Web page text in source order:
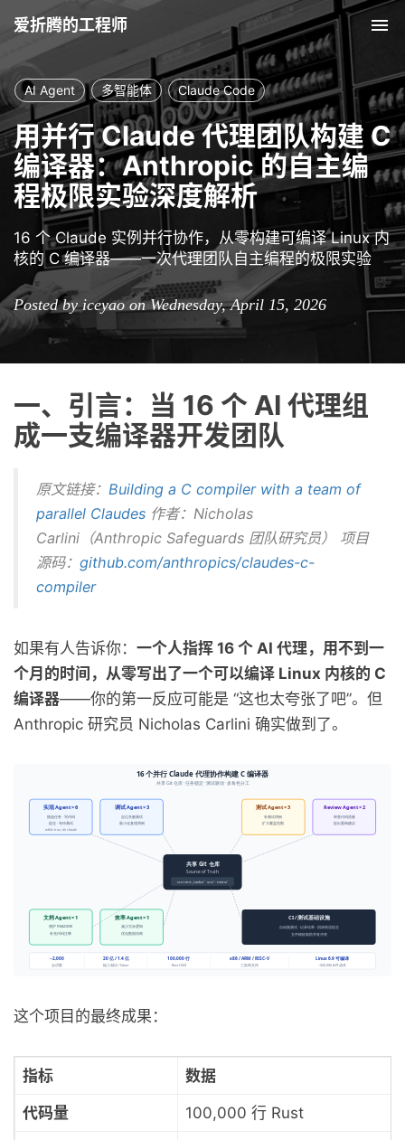
爱折腾的工程师
AI Agent 多智能体 Claude Code
用并行 Claude 代理团队构建 C
编译器：Anthropic 的自主编
程极限实验深度解析
16 个 Claude 实例并行协作，从零构建可编译 Linux 内
核的 C 编译器——一次代理团队自主编程的极限实验
Posted by iceyao on Wednesday, April 15, 2026
一、引言：当 16 个 AI 代理组
成一支编译器开发团队
原文链接： Building a C compiler with a team of
parallel Claudes 作者：Nicholas
Carlini（Anthropic Safeguards 团队研究员） 项目
源码： github.com/anthropics/claudes-c-
compiler
如果有人告诉你： 一个人指挥 16 个 AI 代理，用不到一
个月的时间，从零写出了一个可以编译 Linux 内核的 C
编译器——你的第一反应可能是 “这也太夸张了吧”。但
Anthropic 研究员 Nicholas Carlini 确实做到了。
这个项目的最终成果：
指标 数据
代码量 100,000 行 Rust